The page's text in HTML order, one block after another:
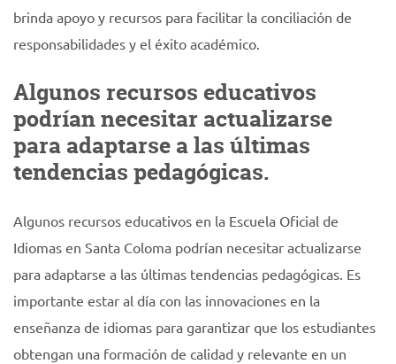
brinda apoyo y recursos para facilitar la conciliación de
responsabilidades y el éxito académico.
Algunos recursos educativos
podrían necesitar actualizarse
para adaptarse a las últimas
tendencias pedagógicas.
Algunos recursos educativos en la Escuela Oficial de
Idiomas en Santa Coloma podrían necesitar actualizarse
para adaptarse a las últimas tendencias pedagógicas. Es
importante estar al día con las innovaciones en la
enseñanza de idiomas para garantizar que los estudiantes
obtengan una formación de calidad y relevante en un